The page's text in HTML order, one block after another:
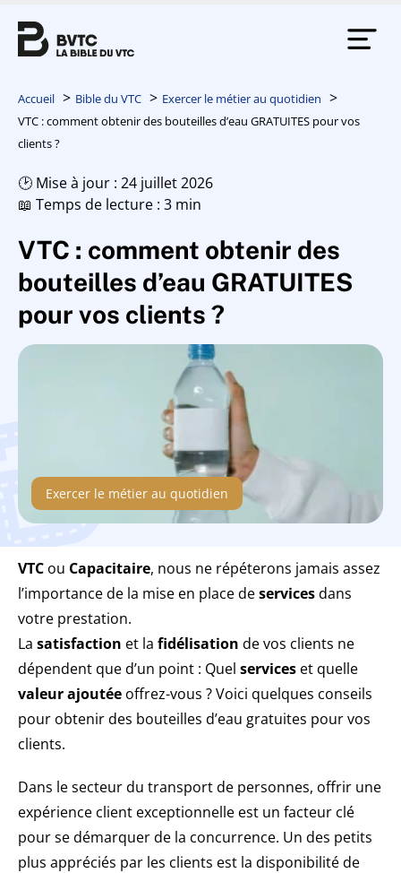
Accueil Bible du VTC
Exercer le métier au quotidien
VTC : comment obtenir des bouteilles d’eau GRATUITES pour vos
clients ?
🕑 Mise à jour : 24 juillet 2026
📖 Temps de lecture : 3 min
VTC : comment obtenir des
bouteilles d’eau GRATUITES
pour vos clients ?
Exercer le métier au quotidien
VTC ou Capacitaire, nous ne répéterons jamais assez
l’importance de la mise en place deservicesdans
votre prestation.
La satisfaction et la fidélisation de vos clients ne
dépendent que d’un point : Quel services et quelle
valeur ajoutée offrez-vous ? Voici quelques conseils
pour obtenir des bouteilles d’eau gratuites pour vos
clients.
Dans le secteur du transport de personnes, offrir une
expérience client exceptionnelle est un facteur clé
pour se démarquer de la concurrence. Un des petits
plus appréciés par les clients est la disponibilité de